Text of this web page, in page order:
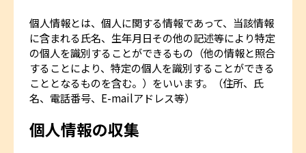
個人情報とは、個人に関する情報であって、当該情報
に含まれる氏名、生年月日その他の記述等により特定
の個人を識別することができるもの（他の情報と照合
することにより、特定の個人を識別することができる
こととなるものを含む。）をいいます。（住所、氏
名、電話番号、E-mailアドレス等）
個人情報の収集